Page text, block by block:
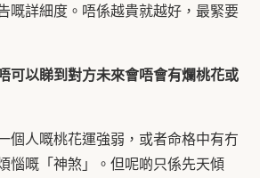
嘅詳細度。唔係越貴就越好，最緊要
可以睇到對方未來會唔會有爛桃花或
個人嘅桃花運強弱，或者命格中有冇
惱嘅「神煞」。但呢啲只係先天傾